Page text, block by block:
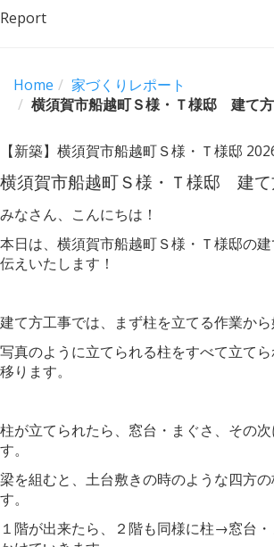
Report
Home
家づくりレポート
横須賀市船越町Ｓ様・Ｔ様邸 建て方
【新築】横須賀市船越町Ｓ様・Ｔ様邸
横須賀市船越町Ｓ様・Ｔ様邸 建
みなさん、こんにちは！
本日は、横須賀市船越町Ｓ様・Ｔ様邸の
伝えいたします！
建て方工事では、まず柱を立てる作業から
写真のように立てられる柱をすべて立て
移ります。
柱が立てられたら、窓台・まぐさ、その
す。
梁を組むと、土台敷きの時のような四方
す。
１階が出来たら、２階も同様に柱→窓台